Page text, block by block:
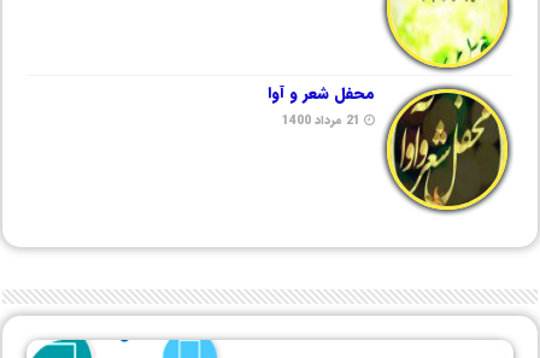
محفل شعر و آوا
21 مرداد 1400